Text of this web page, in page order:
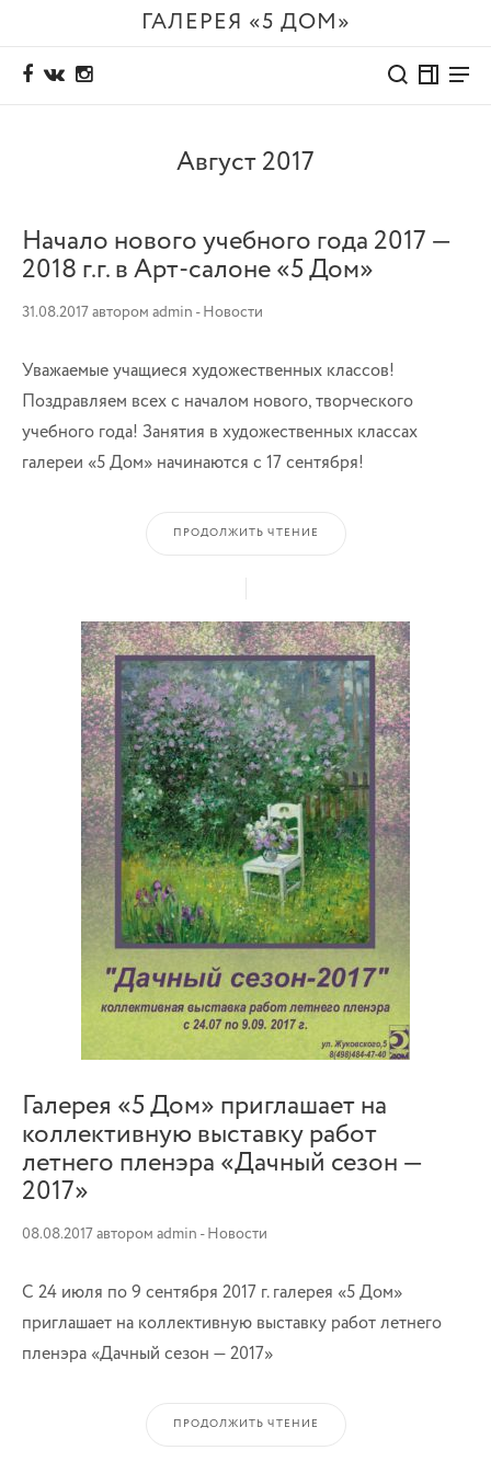
ГАЛЕРЕЯ «5 ДОМ»
Август 2017
Начало нового учебного года 2017 —
2018 г.г. в Арт-салоне «5 Дом»
31.08.2017автором admin -Новости
Уважаемые учащиеся художественных классов!
Поздравляем всех с началом нового, творческого
учебного года! Занятия в художественных классах
галереи «5 Дом» начинаются с 17 сентября!
ПРОДОЛЖИТЬ ЧТЕНИЕ
Галерея «5 Дом» приглашает на
коллективную выставку работ
летнего пленэра «Дачный сезон —
2017»
08.08.2017автором admin -Новости
С 24 июля по 9 сентября 2017 г. галерея «5 Дом»
приглашает на коллективную выставку работ летнего
пленэра «Дачный сезон — 2017»
ПРОДОЛЖИТЬ ЧТЕНИЕ